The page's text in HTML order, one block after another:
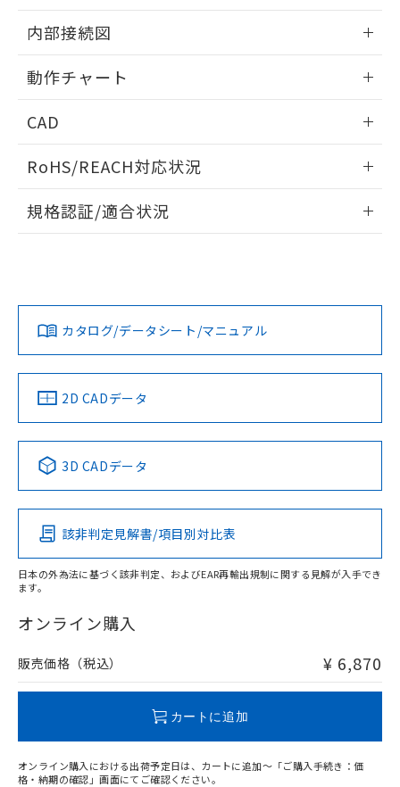
外形図
内部接続図
内部接続図
動作チャート
動作チャート
CAD
ドすることができます。
ログイン/会員登録
ダウンロードデータをご利用いただく前に、以下を必ずお読
みください。
ソフトウェアの使用条件
RoHS/REACH対応状況
EU RoHS 注意事項・凡例
対応済み
中国 RoHS 注意事項・凡例
Pb Hg Cd Cr(VI)
O
在庫等で未対応品が混在する可能性があります。
問い合わせください。
規格認証/適合状況
LR型式承認
（イギリス
船舶規格）
DNV型式承認
（ノルウェー
BV型式承認
（フランス
KR型式
（韓国
Yes No No No
この製品の規格認証/適合状況ページへ
その他の認証はこちらのページからご検索ください
カタログ/データシート/マニュアル
2D CADデータ
3D CADデータ
該非判定見解書/項目別対比表
日本の外為法に基づく該非判定、およびEAR再輸出規制に関する見解が入手でき
ます。
オンライン購入
販売価格（税込） ¥ 6,870
カートに追加
オンライン購入における出荷予定日は、カートに追加～「ご購入手続き：価
格・納期の確認」画面にてご確認ください。
をご了承ください。
※当社の共同利用者とは、
の共同利用に関して"
の「1.共同利
用者の範囲」に記載されている法人を
EU RoHS指令（10物質）の非含有証明書
51物質の非含有証明書（当社基準）
るもので、過去に遡って非含有を証明する
ものではありません。
物質の対応では、対応完了までの期間は出
荷製品に未対応品が混在することから備考
欄に対応日を記載しておりました。
していることから、特段のことがない限
り、2022年1月12日より割愛しておりま